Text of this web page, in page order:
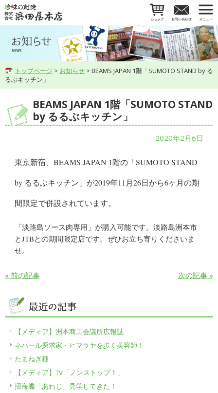
トップページ > お知らせ > BEAMS JAPAN 1階「SUMOTO STAND by る
るぶキッチン」
BEAMS JAPAN 1階「SUMOTO STAND
by るるぶキッチン」
2020年2月6日
東京新宿、BEAMS JAPAN 1階の「SUMOTO STAND
by るるぶキッチン」が2019年11月26日から6ヶ月の期
間限定で併設されています。
「淡路島ソース肉専用」が購入可能です。淡路島洲本市
とJTBとの期間限定店です。ぜひお立ち寄りくださいま
せ。
« 前の記事 次の記事 »
【メディア】洲本商工会議所広報誌
ネパール探求家・ヒマラヤを歩く美容師！
たまねぎ種
【メディア】TV「ノンストップ！」
掃海艦「あわじ」見学してきた！